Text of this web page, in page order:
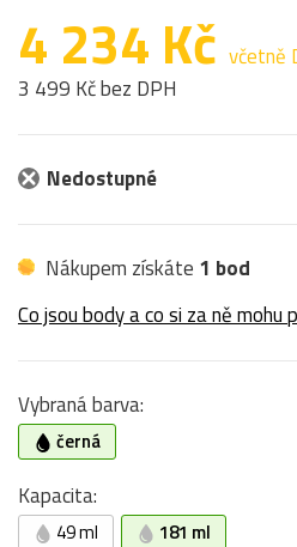
4 234 Kč včetně
3 499 Kč bez DPH
Nedostupné
Nákupem získáte 1 bod
Co jsou body a co si za ně mohu
Vybraná barva:
černá
Kapacita:
49 ml 181 ml